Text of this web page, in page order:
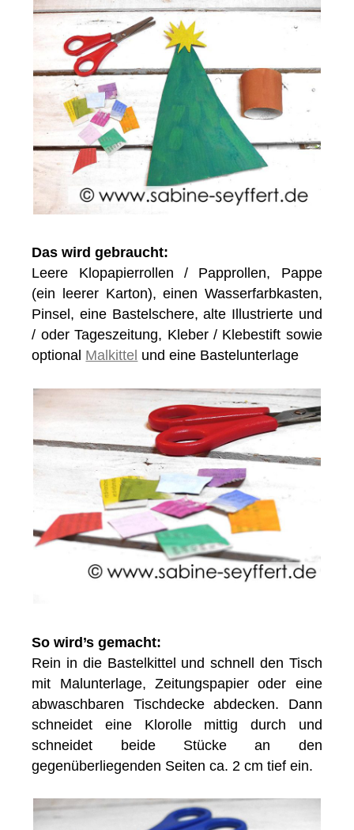
Das wird gebraucht:
Leere Klopapierrollen / Papprollen, Pappe
(ein leerer Karton), einen Wasserfarbkasten,
Pinsel, eine Bastelschere, alte Illustrierte und
/ oder Tageszeitung, Kleber / Klebestift sowie
optional Malkittel und eine Bastelunterlage
So wird’s gemacht:
Rein in die Bastelkittel und schnell den Tisch
mit Malunterlage, Zeitungspapier oder eine
abwaschbaren Tischdecke abdecken. Dann
schneidet eine Klorolle mittig durch und
schneidet beide Stücke an den
gegenüberliegenden Seiten ca. 2 cm tief ein.